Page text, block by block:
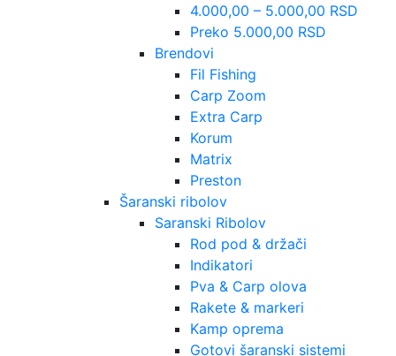
4.000,00 – 5.000,00 RSD
Preko 5.000,00 RSD
Brendovi
Fil Fishing
Carp Zoom
Extra Carp
Korum
Matrix
Preston
Šaranski ribolov
Saranski Ribolov
Rod pod & držači
Indikatori
Pva & Carp olova
Rakete & markeri
Kamp oprema
Gotovi šaranski sistemi